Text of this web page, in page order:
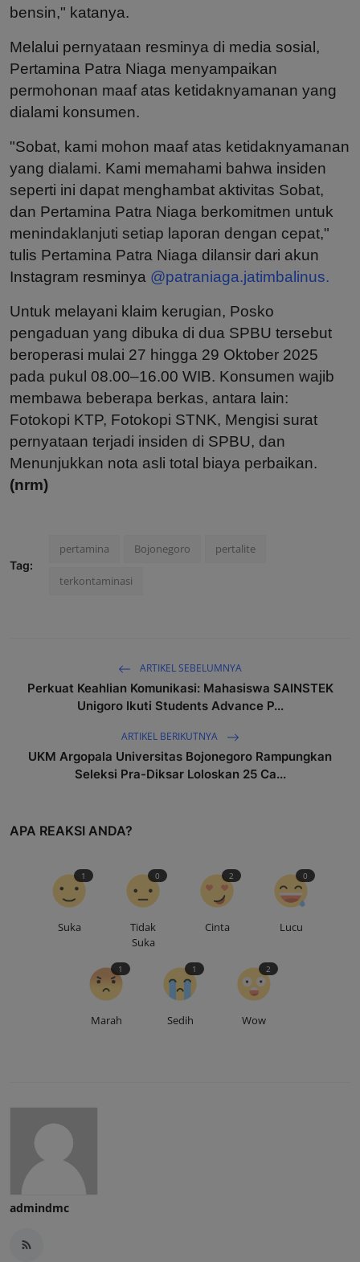
bensin," katanya.
Melalui pernyataan resminya di media sosial,
Pertamina Patra Niaga menyampaikan
permohonan maaf atas ketidaknyamanan yang
dialami konsumen.
"Sobat, kami mohon maaf atas ketidaknyamanan
yang dialami. Kami memahami bahwa insiden
seperti ini dapat menghambat aktivitas Sobat,
dan Pertamina Patra Niaga berkomitmen untuk
menindaklanjuti setiap laporan dengan cepat,"
tulis Pertamina Patra Niaga dilansir dari akun
Instagram resminya @patraniaga.jatimbalinus.
Untuk melayani klaim kerugian, Posko
pengaduan yang dibuka di dua SPBU tersebut
beroperasi mulai 27 hingga 29 Oktober 2025
pada pukul 08.00–16.00 WIB. Konsumen wajib
membawa beberapa berkas, antara lain:
Fotokopi KTP, Fotokopi STNK, Mengisi surat
pernyataan terjadi insiden di SPBU, dan
Menunjukkan nota asli total biaya perbaikan.
(nrm)
Tag:
pertamina Bojonegoro pertalite
terkontaminasi
ARTIKEL SEBELUMNYA
Perkuat Keahlian Komunikasi: Mahasiswa SAINSTEK
Unigoro Ikuti Students Advance P...
ARTIKEL BERIKUTNYA
UKM Argopala Universitas Bojonegoro Rampungkan
Seleksi Pra-Diksar Loloskan 25 Ca...
APA REAKSI ANDA?
Suka
1
Tidak
Suka
0
Cinta
2
Lucu
0
Marah
1
Sedih
1
Wow
2
admindmc